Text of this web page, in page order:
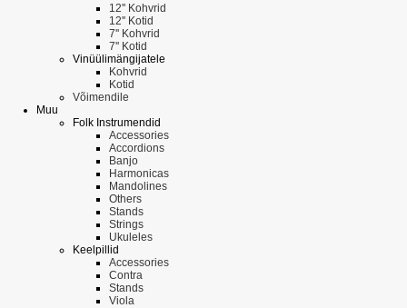
12'' Kohvrid
12'' Kotid
7'' Kohvrid
7'' Kotid
Vinüülimängijatele
Kohvrid
Kotid
Võimendile
Muu
Folk Instrumendid
Accessories
Accordions
Banjo
Harmonicas
Mandolines
Others
Stands
Strings
Ukuleles
Keelpillid
Accessories
Contra
Stands
Viola